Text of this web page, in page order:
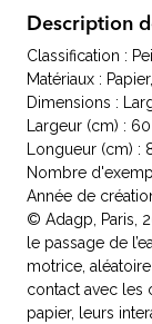
Description
Classification :
Matériaux :
Dimensions :
Largeur (cm) : 60
Longueur (cm) :
Nombre
Année de
© Adagp, Paris,
le passage de
motrice,
contact avec les
papier, leurs